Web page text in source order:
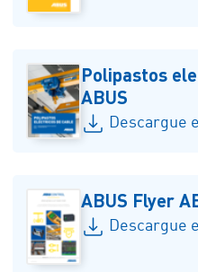
Polipastos
ABUS
Descargue
ABUS Flyer
Descargue